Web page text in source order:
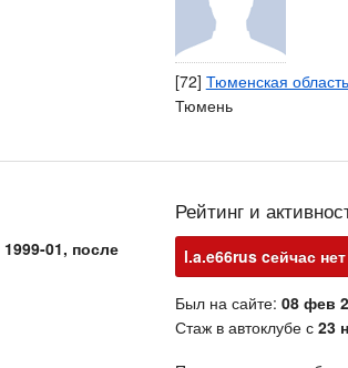
[72] Тюменская область
Тюмень
01, после
Рейтинг и
l.a.e66rus cейчас
Был на сайте: 08 фев
Стаж в автоклубе с 23